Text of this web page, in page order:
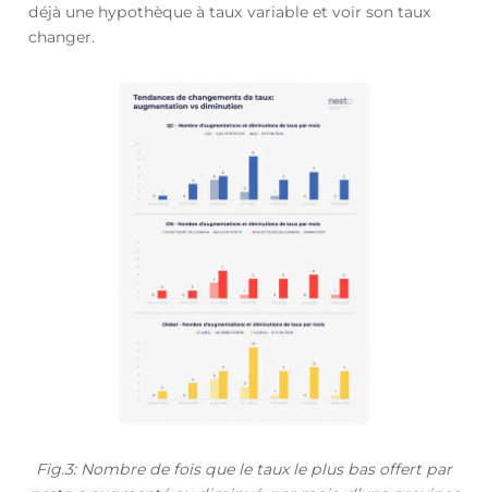
déjà une hypothèque à taux variable et voir son taux
changer.
Fig.3: Nombre de fois que le taux le plus bas offert par